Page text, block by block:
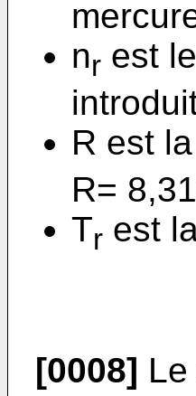
nr est
R est
R=
Tr est
[0008]